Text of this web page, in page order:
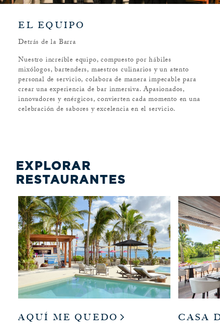
EL EQUIPO
Detrás de la Barra
Nuestro increíble equipo, compuesto por hábiles
mixólogos, bartenders, maestros culinarios y un atento
personal de servicio, colabora de manera impecable para
crear una experiencia de bar inmersiva. Apasionados,
innovadores y enérgicos, convierten cada momento en una
celebración de sabores y excelencia en el servicio.
EXPLORAR
RESTAURANTES
AQUÍ ME QUEDO CASA